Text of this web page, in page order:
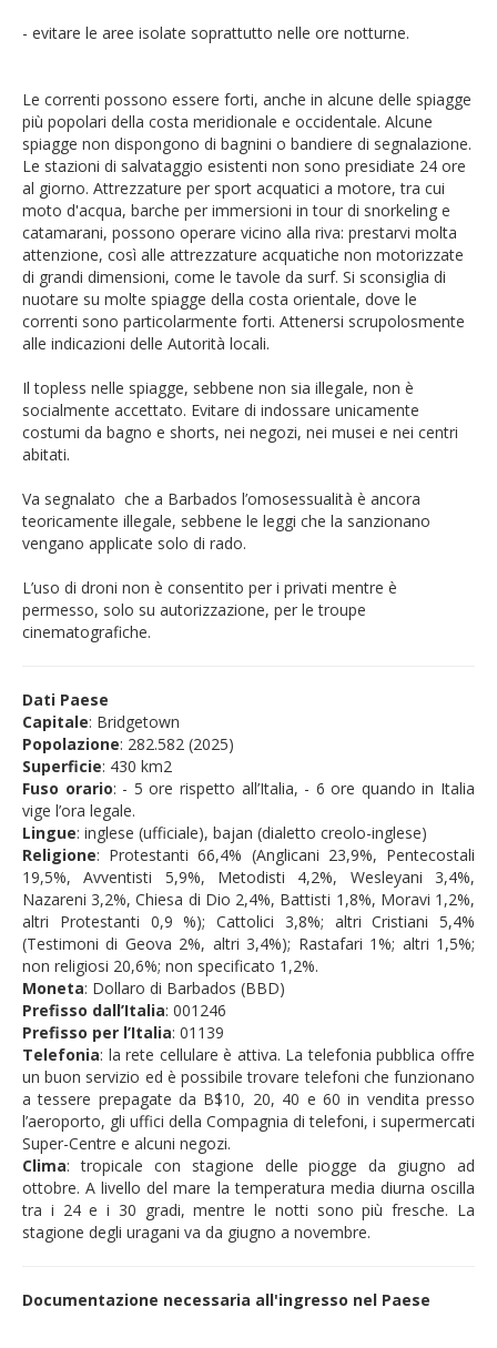
- evitare le aree isolate soprattutto nelle ore notturne.
Le correnti possono essere forti, anche in alcune delle spiagge
più popolari della costa meridionale e occidentale. Alcune
spiagge non dispongono di bagnini o bandiere di segnalazione.
Le stazioni di salvataggio esistenti non sono presidiate 24 ore
al giorno. Attrezzature per sport acquatici a motore, tra cui
moto d'acqua, barche per immersioni in tour di snorkeling e
catamarani, possono operare vicino alla riva: prestarvi molta
attenzione, così alle attrezzature acquatiche non motorizzate
di grandi dimensioni, come le tavole da surf. Si sconsiglia di
nuotare su molte spiagge della costa orientale, dove le
correnti sono particolarmente forti. Attenersi scrupolosmente
alle indicazioni delle Autorità locali.
Il topless nelle spiagge, sebbene non sia illegale, non è
socialmente accettato. Evitare di indossare unicamente
costumi da bagno e shorts, nei negozi, nei musei e nei centri
abitati.
Va segnalato che a Barbados l’omosessualità è ancora
teoricamente illegale, sebbene le leggi che la sanzionano
vengano applicate solo di rado.
L’uso di droni non è consentito per i privati mentre è
permesso, solo su autorizzazione, per le troupe
cinematografiche.
Dati Paese
Capitale: Bridgetown
Popolazione: 282.582 (2025)
Superficie: 430 km2
Fuso orario: - 5 ore rispetto all’Italia, - 6 ore quando in Italia
vige l’ora legale.
Lingue: inglese (ufficiale), bajan (dialetto creolo-inglese)
Religione: Protestanti 66,4% (Anglicani 23,9%, Pentecostali
19,5%, Avventisti 5,9%, Metodisti 4,2%, Wesleyani 3,4%,
Nazareni 3,2%, Chiesa di Dio 2,4%, Battisti 1,8%, Moravi 1,2%,
altri Protestanti 0,9 %); Cattolici 3,8%; altri Cristiani 5,4%
(Testimoni di Geova 2%, altri 3,4%); Rastafari 1%; altri 1,5%;
non religiosi 20,6%; non specificato 1,2%.
Moneta: Dollaro di Barbados (BBD)
Prefisso dall’Italia: 001246
Prefisso per l’Italia: 01139
Telefonia: la rete cellulare è attiva. La telefonia pubblica offre
un buon servizio ed è possibile trovare telefoni che funzionano
a tessere prepagate da B$10, 20, 40 e 60 in vendita presso
l’aeroporto, gli uffici della Compagnia di telefoni, i supermercati
Super-Centre e alcuni negozi.
Clima: tropicale con stagione delle piogge da giugno ad
ottobre. A livello del mare la temperatura media diurna oscilla
tra i 24 e i 30 gradi, mentre le notti sono più fresche. La
stagione degli uragani va da giugno a novembre.
Documentazione necessaria all'ingresso nel Paese